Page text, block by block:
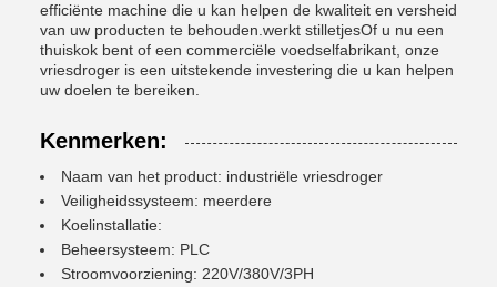
efficiënte machine die u kan helpen de kwaliteit en versheid
van uw producten te behouden.werkt stilletjesOf u nu een
thuiskok bent of een commerciële voedselfabrikant, onze
vriesdroger is een uitstekende investering die u kan helpen
uw doelen te bereiken.
Kenmerken:
Naam van het product: industriële vriesdroger
Veiligheidssysteem: meerdere
Koelinstallatie:
Beheersysteem: PLC
Stroomvoorziening: 220V/380V/3PH